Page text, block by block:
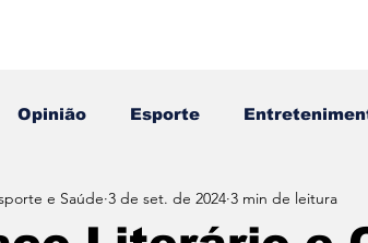
Opinião Esporte
Evento Esportivo Economia
e Saúde 3 de set. de 2024 3 min de leitura